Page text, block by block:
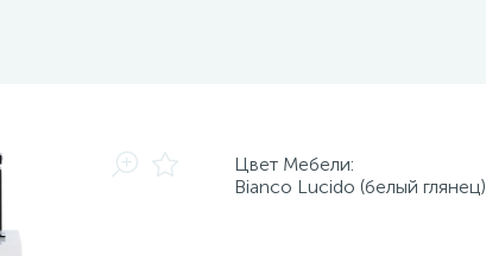
Цвет Мебели:
Bianco Lucido (белый глянец)